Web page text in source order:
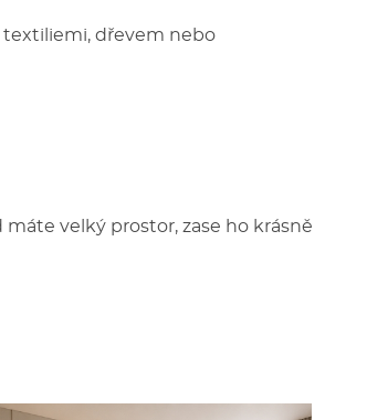
textiliemi, dřevem nebo
máte velký prostor, zase ho krásně